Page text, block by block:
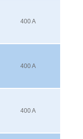
400 A
400 A
400 A